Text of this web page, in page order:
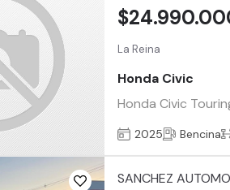
La Reina
Honda Civic
Honda Civic
2025 Bencina
SANCHEZ